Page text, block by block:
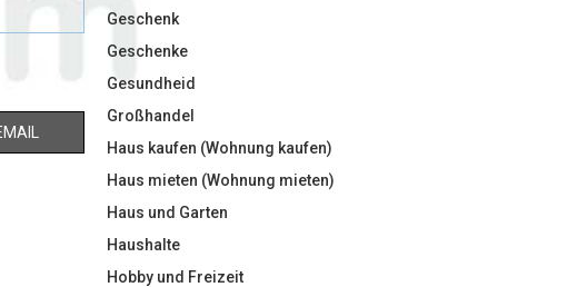
Geschenk
Geschenke
Gesundheid
Großhandel
Haus kaufen (Wohnung kaufen)
Haus mieten (Wohnung mieten)
Haus und Garten
Haushalte
Hobby und Freizeit